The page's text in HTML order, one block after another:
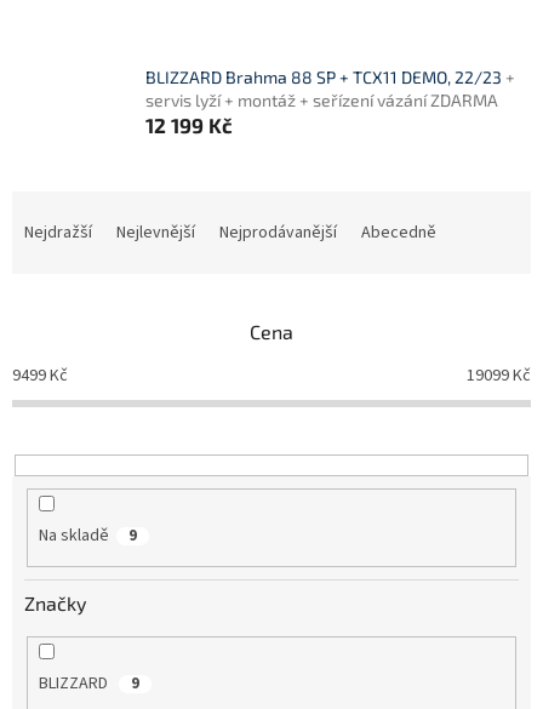
BLIZZARD Brahma 88 SP + TCX11 DEMO, 22/23 +
servis lyží + montáž + seřízení vázání ZDARMA
12 199 Kč
p
r
o
u
Nejdražší Nejlevnější Nejprodávanější Abecedně
Cena
9499Kč 19099Kč
Na skladě 9
Značky
BLIZZARD 9